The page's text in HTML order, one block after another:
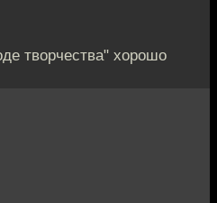
творчества" хорошо